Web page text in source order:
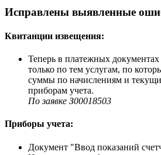
Исправлены выявленные
Квитанции извещения:
Теперь в платежных документах
только по тем услугам, по
суммы по начислениям и
приборам учета.
По заявке З00018503
Приборы учета:
Документ "Ввод показаний